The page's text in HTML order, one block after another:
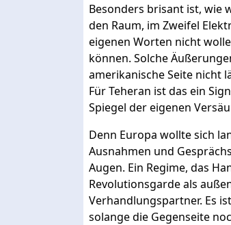
Besonders brisant ist, wie
den Raum, im Zweifel
eigenen Worten nicht
können. Solche
amerikanische Seite nicht
Für Teheran ist das ein
Spiegel der eigenen
Denn Europa wollte sich
Ausnahmen und
Augen. Ein Regime, das
Revolutionsgarde als
Verhandlungspartner. Es
solange die Gegenseite